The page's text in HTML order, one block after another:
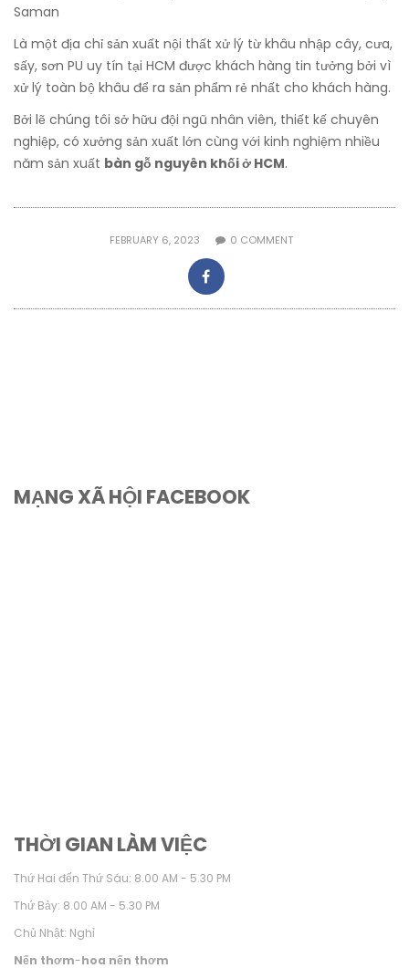
Saman
Là một địa chỉ sản xuất nội thất xử lý từ khâu nhập cây, cưa,
sấy, sơn PU uy tín tại HCM được khách hàng tin tưởng bởi vì
xử lý toàn bộ khâu để ra sản phẩm rẻ nhất cho khách hàng.
Bởi lẽ chúng tôi sở hữu đội ngũ nhân viên, thiết kế chuyên
nghiệp, có xưởng sản xuất lớn cùng với kinh nghiệm nhiều
năm sản xuất bàn gỗ nguyên khối ở HCM.
FEBRUARY 6, 2023 0 COMMENT
MẠNG XÃ HỘI FACEBOOK
THỜI GIAN LÀM VIỆC
Thứ Hai đến Thứ Sáu: 8.00 AM - 5.30 PM
Thứ Bảy: 8.00 AM - 5.30 PM
Chủ Nhật: Nghỉ
Nến thơm-hoa nến thơm